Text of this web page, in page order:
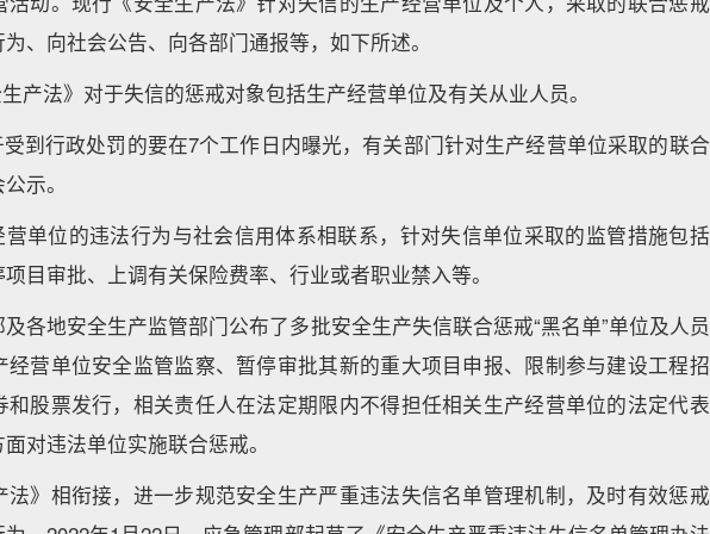
、向社会公告、向各部门通报等，如下所述。
产法》对于失信的惩戒对象包括生产经营单位及有关从业人员。
到行政处罚的要在7个工作日内曝光，有关部门针对生产经营单位采取的联合
示。
单位的违法行为与社会信用体系相联系，针对失信单位采取的监管措施包括
目审批、上调有关保险费率、行业或者职业禁入等。
各地安全生产监管部门公布了多批安全生产失信联合惩戒“黑名单”单位及人员
经营单位安全监管监察、暂停审批其新的重大项目申报、限制参与建设工程招
和股票发行，相关责任人在法定期限内不得担任相关生产经营单位的法定代表
对违法单位实施联合惩戒。
法》相衔接，进一步规范安全生产严重违法失信名单管理机制，及时有效惩戒